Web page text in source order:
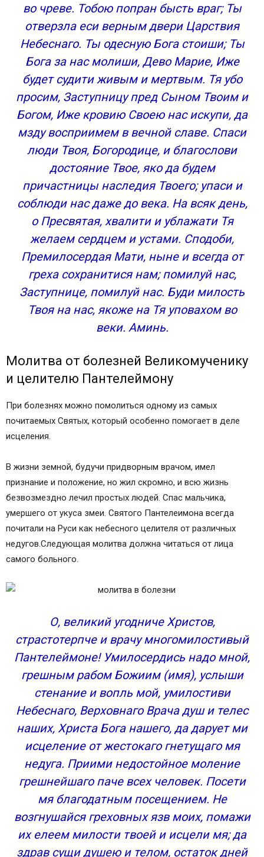
во чреве. Тобою попран бысть враг; Ты
отверзла еси верным двери Царствия
Небеснаго. Ты одесную Бога стоиши; Ты
Бога за нас молиши, Дево Марие, Иже
будет судити живым и мертвым. Тя убо
просим, Заступницу пред Сыном Твоим и
Богом, Иже кровию Своею нас искупи, да
мзду восприимем в вечной славе. Спаси
люди Твоя, Богородице, и благослови
достояние Твое, яко да будем
причастницы наследия Твоего; упаси и
соблюди нас даже до века. На всяк день,
о Пресвятая, хвалити и ублажати Тя
желаем сердцем и устами. Сподоби,
Премилосердая Мати, ныне и всегда от
греха сохранитися нам; помилуй нас,
Заступнице, помилуй нас. Буди милость
Твоя на нас, якоже на Тя уповахом во
веки. Аминь.
Молитва от болезней Великомученику
и целителю Пантелеймону
При болезнях можно помолиться одному из самых
почитаемых Святых, который особенно помогает в деле
исцеления.
В жизни земной, будучи придворным врачом, имел
признание и положение, но жил скромно, и всю жизнь
безвозмездно лечил простых людей. Спас мальчика,
умершего от укуса змеи. Святого Пантелеимона всегда
почитали на Руси как небесного целителя от различных
недугов.Следующая молитва должна читаться от лица
самого больного.
О, великий угодниче Христов,
страстотерпче и врачу многомилостивый
Пантелеймоне! Умилосердись надо мной,
грешным рабом Божиим (имя), услыши
стенание и вопль мой, умилостиви
Небеснаго, Верховнаго Врача душ и телес
наших, Христа Бога нашего, да дарует ми
исцеление от жестокаго гнетущаго мя
недуга. Приими недостойное моление
грешнейшаго паче всех человек. Посети
мя благодатным посещением. Не
возгнушайся греховных язв моих, помажи
их елеем милости твоей и исцели мя; да
здрав сущи душею и телом, остаток дней